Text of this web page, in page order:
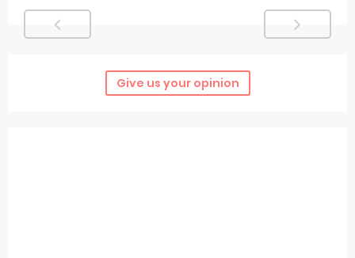
Give us your opinion